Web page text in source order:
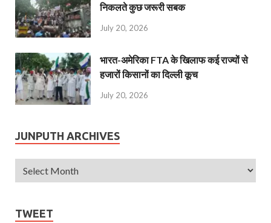
निकलते कुछ जरूरी सबक
July 20, 2026
भारत-अमेरिका FTA के खिलाफ कई राज्यों से
हजारों किसानों का दिल्ली कूच
July 20, 2026
JUNPUTH ARCHIVES
TWEET